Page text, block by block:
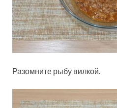
Разомните рыбу вилкой.